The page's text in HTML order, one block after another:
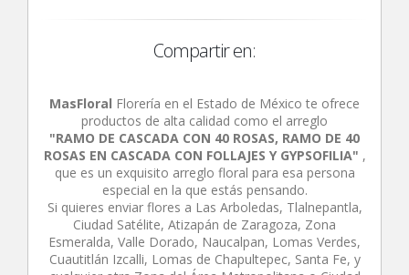
Compartir en:
MasFloral Florería en el Estado de México te ofrece
productos de alta calidad como el arreglo
"RAMO DE CASCADA CON 40 ROSAS, RAMO DE 40
ROSAS EN CASCADA CON FOLLAJES Y GYPSOFILIA" ,
que es un exquisito arreglo floral para esa persona
especial en la que estás pensando.
Si quieres enviar flores a Las Arboledas, Tlalnepantla,
Ciudad Satélite, Atizapán de Zaragoza, Zona
Esmeralda, Valle Dorado, Naucalpan, Lomas Verdes,
Cuautitlán Izcalli, Lomas de Chapultepec, Santa Fe, y